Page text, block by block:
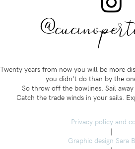
Twenty years from now you will be more
you didn't do than by the
So throw off the bowlines. Sail
Catch the trade winds in your sails.
Privacy policy and
|
Graphic design Sara